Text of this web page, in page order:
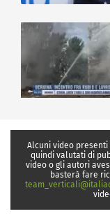
Alcuni video
quindi valutati di
video o gli autori
basterà fare